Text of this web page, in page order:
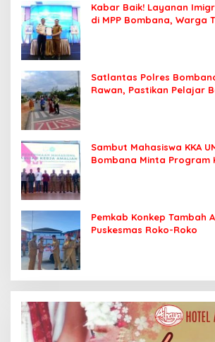
Kabar Baik! Layanan
di MPP Bombana, Warga
Satlantas Polres
Rawan, Pastikan Pelajar
Sambut Mahasiswa KKA
Bombana Minta Program
Pemkab Konkep Tambah
Puskesmas Roko-Roko